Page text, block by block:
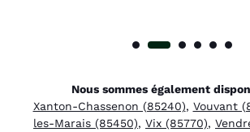
Nous sommes également
Xanton-Chassenon (85240), Vouvant
les-Marais (85450), Vix (85770),